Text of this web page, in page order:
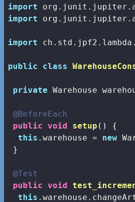
import
import
import
public class
private Warehouse
@BeforeEach
public void setup ()
{
this .warehouse = new
}
@Test
public void
this